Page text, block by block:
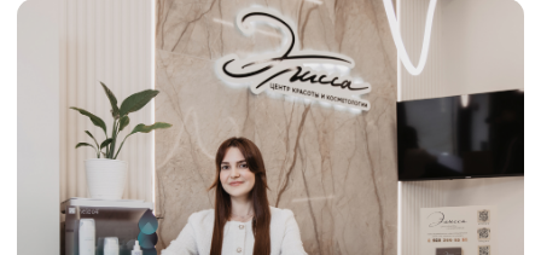
10:00 - 22:00
График работы
Адрес
ООО «ЦЕНТР КРАСОТЫ
И КОСМЕТОЛОГИИ ЭЛИССА»